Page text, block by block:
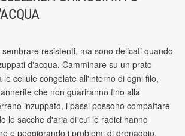
resistenti, ma sono delicati quando
d'acqua. Camminare su un prato
le cellule congelate all'interno di ogni filo,
che non guariranno fino alla
inzuppato, i passi possono compattare
le sacche d'aria di cui le radici hanno
e peggiorando i problemi di drenaggio.